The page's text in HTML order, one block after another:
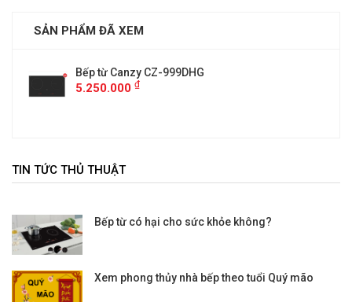
SẢN PHẨM ĐÃ XEM
Bếp từ Canzy CZ-999DHG
5.250.000 ₫
TIN TỨC THỦ THUẬT
Bếp từ có hại cho sức khỏe không?
Xem phong thủy nhà bếp theo tuổi Quý mão